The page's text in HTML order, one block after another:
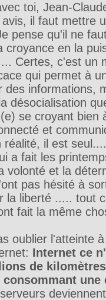
toi, Jean-
il faut mettre
pense qu'il ne
croyance en la
Certes, c'est un
qui permet à
des informations,
désocialisation
se croyant bien
et
réalité, il est
a fait les
volonté et la
pas hésité à
la liberté ..... tout
fait la même
oublier l'atteinte
Internet ce
de
une
serveurs